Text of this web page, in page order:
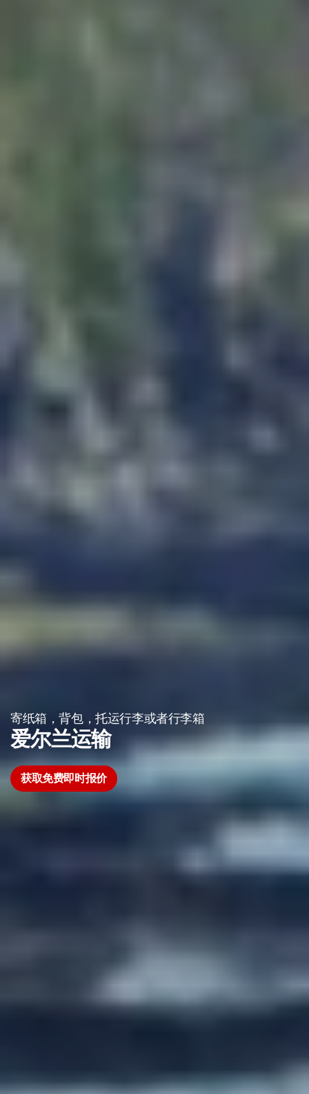
寄纸箱，背包，托运行李或者行李箱
爱尔兰运输
获取免费即时报价